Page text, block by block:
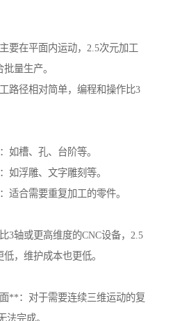
要在平面内运动，2.5次元加工
量生产。
路径相对简单，编程和操作比3
槽、孔、台阶等。
浮雕、文字雕刻等。
合需要重复加工的零件。
轴或更高维度的CNC设备，2.5
，维护成本也更低。
**：对于需要连续三维运动的复
法完成。